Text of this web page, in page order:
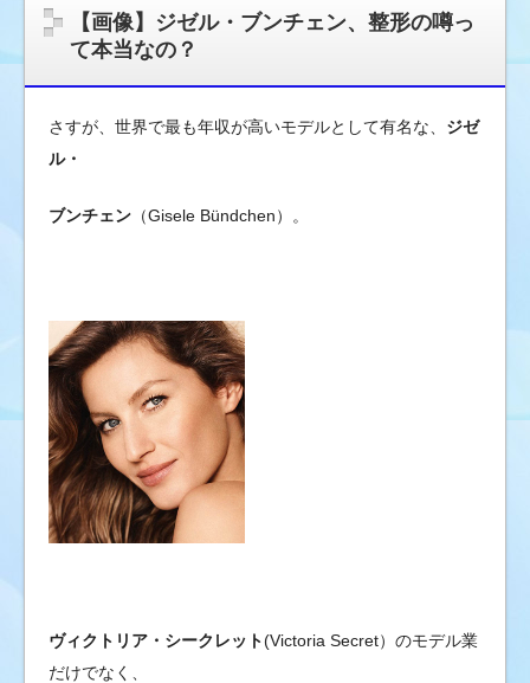
ネ
ッ
海
外
レ
シ
ッ
プ
ニ
ュ
ー
ス
&
情
報
【画像】ジゼル・ブンチェン、整形の噂っ
て本当なの？
さすが、世界で最も年収が高いモデルとして有名な、 ジゼ
ル・
ブンチェン （Gisele Bündchen）。
ヴィクトリア・シークレット(Victoria Secret）のモデル業
だけでなく、